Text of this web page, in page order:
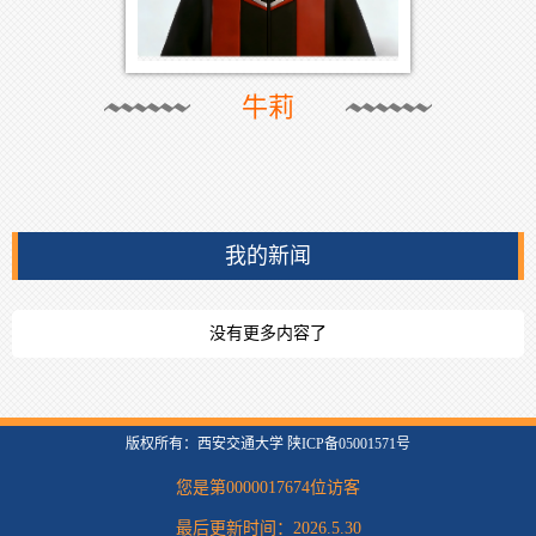
牛莉
我的新闻
没有更多内容了
版权所有：西安交通大学 陕ICP备05001571号
您是第0000017674位访客
最后更新时间： 2026.5.30